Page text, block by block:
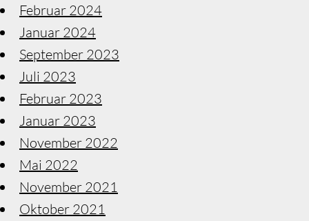
Februar 2024
Januar 2024
September 2023
Juli 2023
Februar 2023
Januar 2023
November 2022
Mai 2022
November 2021
Oktober 2021